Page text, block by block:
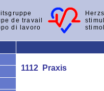
de travail
di lavoro
1112 Praxis